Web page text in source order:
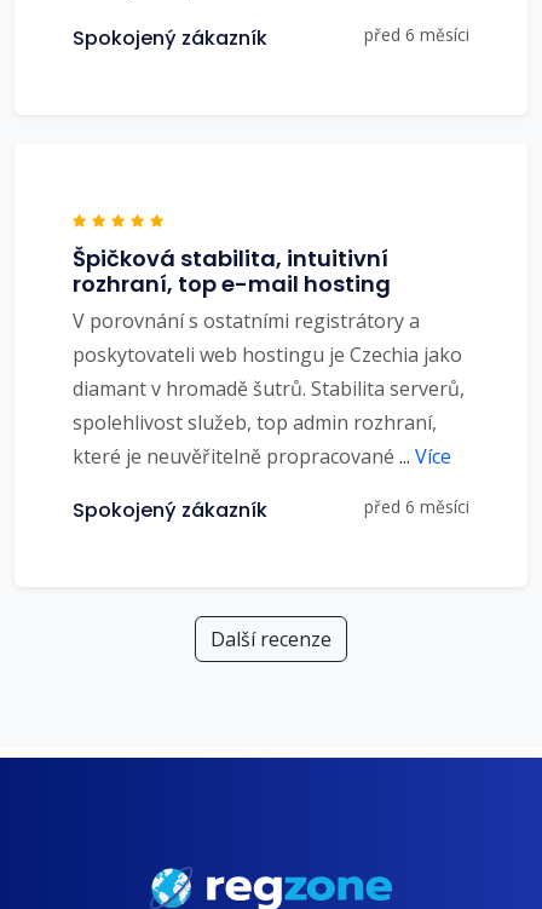
Spokojený zákazník před 6 měsíci
Špičková stabilita, intuitivní
rozhraní, top e-mail hosting
V porovnání s ostatními registrátory a
poskytovateli web hostingu je Czechia jako
diamant v hromadě šutrů. Stabilita serverů,
spolehlivost služeb, top admin rozhraní,
které je neuvěřitelně propracované ... Více
Spokojený zákazník před 6 měsíci
Další recenze